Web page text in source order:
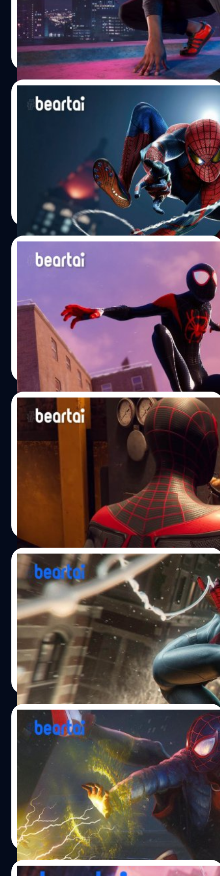
จาก Marvel’s Spider-Man: Miles Morales พร้อมวาง
จำหน่ายให้ได้จับจองกัน Miles Morales หรือที่เรารู้จักกันดีใน
นามของ Spider-Man เมื่อปีที่แล้วที่ภาพยนตร์อนิเมชัน
Spider-Man: Into the Spider-Verse เข้าฉาย Marvel เคยจับ
มือกับ Nike ส่ง Nike Air Jordan 1 วางจำหน่ายมาแล้ว พอ
เสียงตอบรับดี Marvel จับมือ Adidas ออกรองเท้า Miles
Morales จาก Marvel’s Spider-Man: Miles Morales ที่จะวาง
จำหน่ายให้กับ Playstation 5 ในชื่อ Marvel’s Spider-Man:
Miles Morales Superstar รองเท้ารุ่นนี้มาจาก Adidas
Superstar…
จีรนาถ เรืองทรัพย์| 2097 days ago
Marvel’s Spider-Man เวอร์ชัน PS4 สามารถ
ถ่ายโอนเซฟไปยังเกมเวอร์ชัน PS5 ในช่วง
ผู้จัดจำหน่าย Sony Interactive Entertainment และทีม
พัฒนา Insomniac Games ได้ประกาศว่าจะปล่อยอัปเดตฟรี
ให้กับเกม Marvel’s Spider-Man เวอร์ชัน PlayStation 4 เพื่อ
ถ่ายโอนข้อมูลเซฟไปยังเกม Marvel’s Spider-Man:
Remastered เวอร์ชัน PlayStation 5 ในช่วงวันขอบคุณ
พระเจ้า (26 พ.ย.) ซึ่งอัปเดตนี้จะเพิ่มชุดของ Spider-Man อีก
3 ชุด Marvel’s Spider-Man: Remastered รวมอยู่ในเกม
Marvel’s Spider-Man: Miles Morales Ultimate Edition
เวอร์ชัน PlayStation 5 สนนราคาอยู่ที่ 69.99 ดอลลาร์
(ประมาณ 2,134 บาท) สำหรับผู้ที่สั่งซื้อเกม Marvel’s Spider-
Man: Miles Morales Standard Edition สามารถอัปเกรด
ศุภกร ประเสริฐศิลป์| 2097 days ago
Read More
Marvel’s Spider-Man: Miles Morales เพิ่ม
ชุดจาก Spider-Man: Into the Spider-
Verse
ผู้จัดจำหน่าย Sony Interactive Entertainment และทีม
พัฒนา Insomniac Games ได้ประกาศว่าจะเพิ่มชุดของ Miles
Morales จากภาพยนตร์แอนิเมชันเรื่อง Spider-Man: Into the
Spider-Verse เข้ามาในเกม Marvel’s Spider-Man: Miles
Morales สำหรับผู้ที่สั่งซื้อเกม Marvel’s Spider-Man: Miles
Morales ล่วงหน้าจะได้รับชุดจาก Spider-Man: Into the
Spider-Verse ตั้งแต่ช่วงต้นเกม โดยชุดนี้จะมีม็อด Vibe the
Verse ที่สามารถเลียนแบบคลื่นความถี่ของโลกอื่นได้ Marvel’s
Spider-Man: Miles Morales มีกำหนดวางจำหน่ายอย่างเป็น
ทางการในวันที่ 12 พฤศจิกายน 2020 บนแพลตฟอร์ม
PlayStation 5 และ PlayStation 4 ในสหรัฐอเมริกา, ญี่ปุ่น,
แคนาดา, เม็กซิโก, ออสเตรเลีย,…
ศุภกร ประเสริฐศิลป์| 2107 days ago
พบกับความน่ารักของเจ้า Spider-Cat ในคลิป
เกมเพลย์ใหม่ของ Marvel’s Spider-Man:
Miles Morales
เว็บไซต์ Game Informer ได้ปล่อยคลิปเกมเพลย์ใหม่ของเกม
Marvel’s Spider-Man: Miles Morales ออกมาให้ชมถึง 2
คลิป ซึ่งในคลิปแรกจะได้เห็นเจ้า Spider-Cat ที่เป็นคู่หูใหม่
ของ Miles Morales ส่วนในคลิปที่2 จะได้เห็น Miles Morales
และ Peter Parker ต้องคุ้มกันหนึ่งในตัวร้ายที่มีชื่อเสียงของ
เมืองนิวยอร์ก นอกจากนี้เว็บไซต์ Game Informer ยังได้เผย
แพร่บทความที่จะแนะนำให้รู้จักกับตัวเอก Miles Morales ซึ่ง
ปรากฏตัวครั้งแรกเมื่อปี 2011 โดยผู้สนใจสามารถอ่านได้ที่นี่
Marvel’s Spider-Man: Miles Morales มีกำหนดวางจำหน่าย
อย่างเป็นทางการในวันที่ 12 พฤศจิกายน 2020 บน
แพลตฟอร์ม PlayStation 5 และ PlayStation 4 ในโซน
อเมริกาเหนือและญี่ปุ่น ส่วนโซนยุโรปจะวางจำหน่ายในวันที่ 19
พฤศจิกายน 2020 อ้างอิง1/อ้างอิง2 พิสูจน์อักษร :…
| 2123 days ago
14/10/2020
Game Informer เผยคลิปเกมเพลย์ใหม่ของ
Marvel’s Spider-Man: Miles Morales (สปอ
ยล์ช่วงต้นเกม)
เว็บไซต์ Game Informer ได้ปล่อยคลิปเกมเพลย์ใหม่ของเกม
Marvel’s Spider-Man: Miles Morales ออกมาให้ชมกัน ซึ่งเรา
จะได้เห็น Miles Morales และ Peter Parker กำลังเผชิญหน้า
กับศัตรูที่คุ้นเคย เว็บไซต์ Game Informer ประกาศอีกว่าเกม
Marvel’s Spider-Man: Miles Morales จะมาเป็นภาพหน้าปก
ของนิตยสาร Game Informer ฉบับที่ 330 และจะมีเนื้อหา
เกี่ยวกับเกมนี้ถึง 15 หน้า ซึ่งจะนำเสนอรายละเอียดในช่วงต้น
เกม, พลังของ Miles Morales, โลกในเกม, ชุดตัวละคร, สกิล
ใหม่ และอื่น ๆ รวมถึงจะมีการสัมภาษณ์นักพัฒนาเกี่ยวกับ
ความแตกต่างระหว่างเกม Marvel’s Spider-Man: Miles
Morales และเกม Marvel’s Spider-Man นอกจากนี้เว็บไซต์
Game Informer ยังบอกว่าจะมีการรายงานข่าวพิเศษตลอดทั้ง
เดือน แถมจะมีคลิปเกมเพลย์, ภาพสกรีนช็อต…
ศุภกร ประเสริฐศิลป์| 2124 days ago
Read More
08/10/2020
Marvel Games เปิดตัวนวนิยายและอาร์ตบุ๊ก
ของ Marvel’s Spider-Man: Miles Morales
Marvel Games ได้ประกาศว่าจะวางจำหน่าย Marvel's
Spider-Man: Miles Morales - Wings of Fury ในวันที่ 10
พฤศจิกายน 2020 สนนราคาอยู่ที่ 16 ดอลลาร์ (ประมาณ 500
บาท) และจะวางจำหน่าย Marvel's Spider-Man: Miles
Morales - The Art of the Game ในเดือนกุมภาพันธ์ 2021
สนนราคาอยู่ที่ 39.95 ดอลลาร์ (ประมาณ 1,250 บาท)
Marvel's Spider-Man: Miles Morales - Wings of Fury เป็น
นวนิยายเรื่องล่าสุดของคุณ Brittney Morris โดยจะเล่าเรื่อง
ราวของ Miles Morales ที่เริ่มก้าวเข้าสู่การเป็น…
ศุภกร ประเสริฐศิลป์| 2130 days ago
Read More
15/08/2020